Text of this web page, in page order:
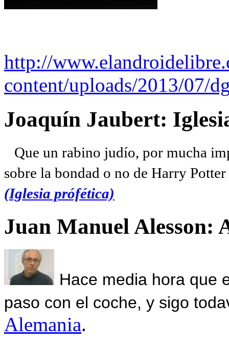
http://
content/uploads/2013/07/
Joaquín Jaubert:
Que un rabino judío, por mucha
sobre la bondad o no de Harry
(Iglesia prófética)
Juan Manuel Alesson:
Hace media hora que
paso con el coche, y sigo
Alemania.